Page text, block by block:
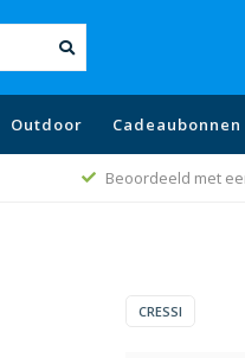
Outdoor Cadeaubonnen
Beste prijs
CRESSI